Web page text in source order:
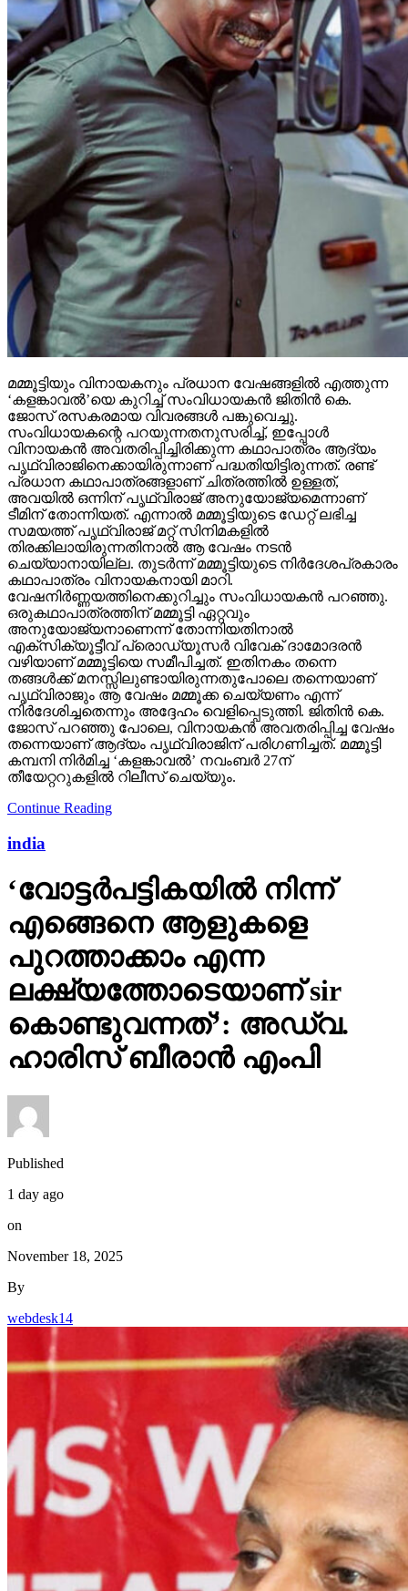
മമ്മൂട്ടിയും വിനായകനും പ്രധാന വേഷങ്ങളില്‍ എത്തുന്ന
‘കളങ്കാവല്‍’യെ കുറിച്ച് സംവിധായകന്‍ ജിതിന്‍ കെ.
ജോസ് രസകരമായ വിവരങ്ങള്‍ പങ്കുവെച്ചു.
സംവിധായകന്റെ പറയുന്നതനുസരിച്ച്, ഇപ്പോള്‍
വിനായകന്‍ അവതരിപ്പിച്ചിരിക്കുന്ന കഥാപാത്രം ആദ്യം
പൃഥ്വിരാജിനെക്കായിരുന്നാണ് പദ്ധതിയിട്ടിരുന്നത്. രണ്ട്
പ്രധാന കഥാപാത്രങ്ങളാണ് ചിത്രത്തില്‍ ഉള്ളത്,
അവയില്‍ ഒന്നിന് പൃഥ്വിരാജ് അനുയോജ്യമെന്നാണ്
ടീമിന് തോന്നിയത്. എന്നാല്‍ മമ്മൂട്ടിയുടെ ഡേറ്റ് ലഭിച്ച
സമയത്ത് പൃഥ്വിരാജ് മറ്റ് സിനിമകളില്‍
തിരക്കിലായിരുന്നതിനാല്‍ ആ വേഷം നടന്‍
ചെയ്യാനായില്ല. തുടര്‍ന്ന് മമ്മൂട്ടിയുടെ നിര്‍ദേശപ്രകാരം
കഥാപാത്രം വിനായകനായി മാറി.
വേഷനിര്‍ണ്ണയത്തിനെക്കുറിച്ചും സംവിധായകന്‍ പറഞ്ഞു.
ഒരുകഥാപാത്രത്തിന് മമ്മൂട്ടി ഏറ്റവും
അനുയോജ്യനാണെന്ന് തോന്നിയതിനാല്‍
എക്‌സിക്യൂട്ടീവ് പ്രൊഡ്യൂസര്‍ വിവേക് ദാമോദരന്‍
വഴിയാണ് മമ്മൂട്ടിയെ സമീപിച്ചത്. ഇതിനകം തന്നെ
തങ്ങള്‍ക്ക് മനസ്സിലുണ്ടായിരുന്നതുപോലെ തന്നെയാണ്
പൃഥ്വിരാജും ആ വേഷം മമ്മൂക്ക ചെയ്യണം എന്ന്
നിര്‍ദേശിച്ചതെന്നും അദ്ദേഹം വെളിപ്പെടുത്തി. ജിതിന്‍ കെ.
ജോസ് പറഞ്ഞു പോലെ, വിനായകന്‍ അവതരിപ്പിച്ച വേഷം
തന്നെയാണ് ആദ്യം പൃഥ്വിരാജിന് പരിഗണിച്ചത്. മമ്മൂട്ടി
കമ്പനി നിര്‍മിച്ച ‘കളങ്കാവല്‍’ നവംബര്‍ 27ന്
തീയേറ്ററുകളില്‍ റിലീസ് ചെയ്യും.
Continue Reading
india
‘വോട്ടര്‍പട്ടികയില്‍ നിന്ന്
എങ്ങെനെ ആളുകളെ
പുറത്താക്കാം എന്ന
ലക്ഷ്യത്തോടെയാണ് sir
കൊണ്ടുവന്നത്’: അഡ്വ.
ഹാരിസ് ബീരാൻ എംപി
Published
1 day ago
on
November 18, 2025
By
webdesk14